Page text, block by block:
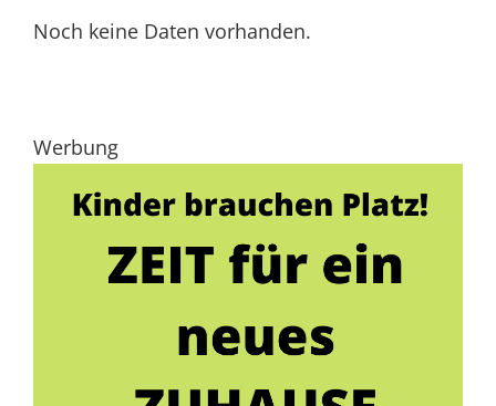
Noch keine Daten vorhanden.
Werbung